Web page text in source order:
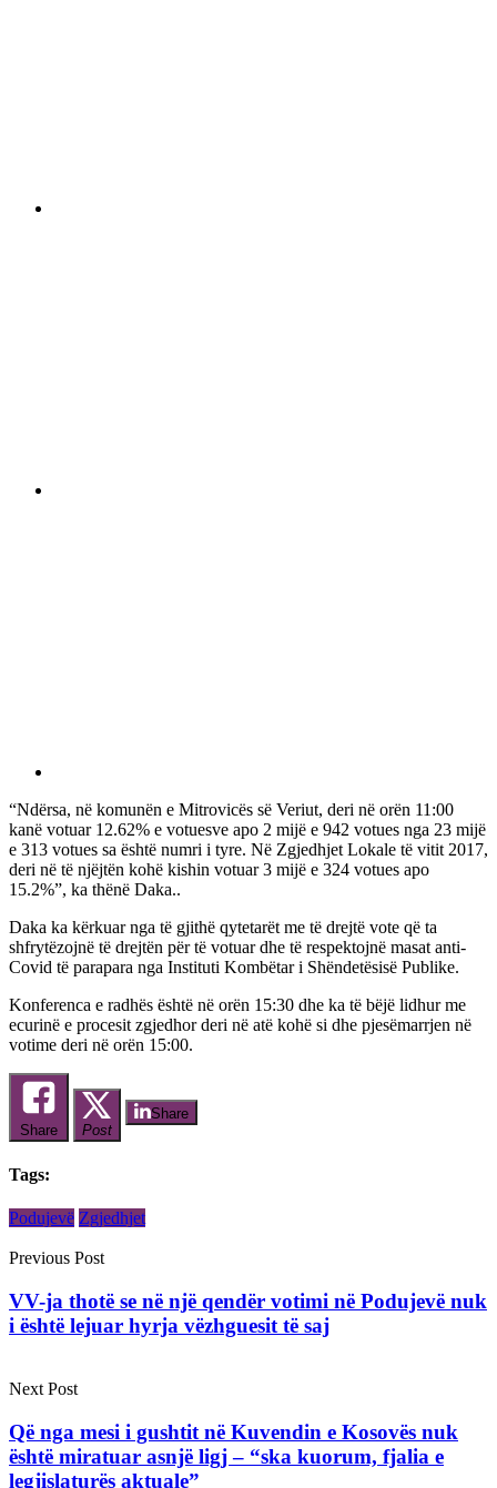
“Ndërsa, në komunën e Mitrovicës së Veriut, deri në orën 11:00
kanë votuar 12.62% e votuesve apo 2 mijë e 942 votues nga 23 mijë
e 313 votues sa është numri i tyre. Në Zgjedhjet Lokale të vitit 2017,
deri në të njëjtën kohë kishin votuar 3 mijë e 324 votues apo
15.2%”, ka thënë Daka..
Daka ka kërkuar nga të gjithë qytetarët me të drejtë vote që ta
shfrytëzojnë të drejtën për të votuar dhe të respektojnë masat anti-
Covid të parapara nga Instituti Kombëtar i Shëndetësisë Publike.
Konferenca e radhës është në orën 15:30 dhe ka të bëjë lidhur me
ecurinë e procesit zgjedhor deri në atë kohë si dhe pjesëmarrjen në
votime deri në orën 15:00.
Share Post
Share
Tags:
Podujevë Zgjedhjet
Previous Post
VV-ja thotë se në një qendër votimi në Podujevë nuk
i është lejuar hyrja vëzhguesit të saj
Next Post
Që nga mesi i gushtit në Kuvendin e Kosovës nuk
është miratuar asnjë ligj – “ska kuorum, fjalia e
legjislaturës aktuale”